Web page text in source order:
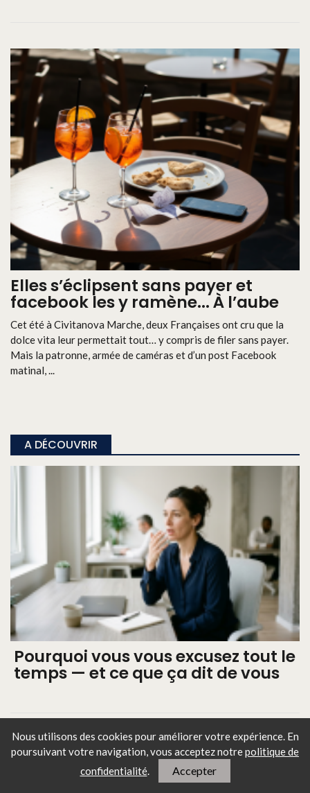
Nous utilisons des cookies pour améliorer votre expérience. En
poursuivant votre navigation, vous acceptez notrepolitique de
confidentialité. Accepter
Elles s’éclipsent sans payer et
facebook les y ramène... À l’aube
Cet été à Civitanova Marche, deux Françaises ont cru que la
dolce vita leur permettait tout… y compris de filer sans payer.
Mais la patronne, armée de caméras et d’un post Facebook
matinal, ...
A DÉCOUVRIR
Pourquoi vous vous excusez tout le
temps — et ce que ça dit de vous